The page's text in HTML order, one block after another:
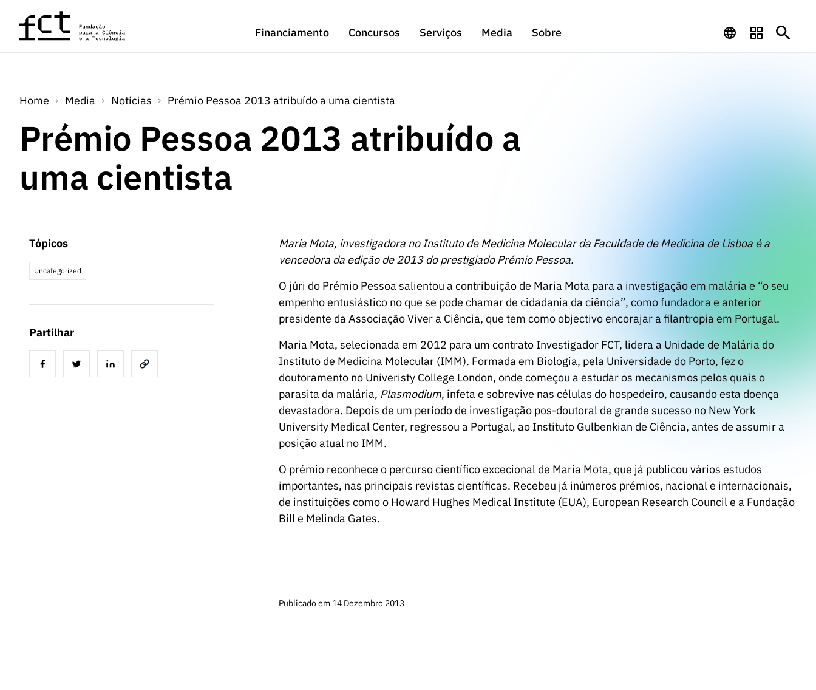
Saltar para o conteúdo principal
Financiamento
Concursos Serviços Media Sobre
Home Media Notícias Prémio Pessoa 2013 atribuído a uma cientista
Prémio Pessoa 2013 atribuído a
uma cientista
Tópicos
Uncategorized
Partilhar
Maria Mota, investigadora no Instituto de Medicina Molecular da Faculdade de Medicina de Lisboa é a
vencedora da edição de 2013 do prestigiado Prémio Pessoa.
O júri do Prémio Pessoa salientou a contribuição de Maria Mota para a investigação em malária e “o seu
empenho entusiástico no que se pode chamar de cidadania da ciência”, como fundadora e anterior
presidente da Associação Viver a Ciência, que tem como objectivo encorajar a filantropia em Portugal.
Maria Mota, selecionada em 2012 para um contrato Investigador FCT, lidera a Unidade de Malária do
Instituto de Medicina Molecular (IMM). Formada em Biologia, pela Universidade do Porto, fez o
doutoramento no Univeristy College London, onde começou a estudar os mecanismos pelos quais o
parasita da malária, Plasmodium, infeta e sobrevive nas células do hospedeiro, causando esta doença
devastadora. Depois de um período de investigação pos-doutoral de grande sucesso no New York
University Medical Center, regressou a Portugal, ao Instituto Gulbenkian de Ciência, antes de assumir a
posição atual no IMM.
O prémio reconhece o percurso científico excecional de Maria Mota, que já publicou vários estudos
importantes, nas principais revistas científicas. Recebeu já inúmeros prémios, nacional e internacionais,
de instituições como o Howard Hughes Medical Institute (EUA), European Research Council e a Fundação
Bill e Melinda Gates.
Publicado em 14 Dezembro 2013